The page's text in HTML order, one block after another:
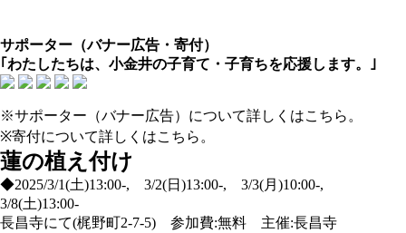
サポーター（バナー広告 ・ 寄付）
｢わたしたちは、小金井の子育て・子育ちを応援します。｣
※サポーター（バナー広告）について詳しくはこちら 。
※寄付について詳しくはこちら 。
蓮の植え付け
◆2025/3/1(土)13:00-, 3/2(日)13:00-, 3/3(月)10:00-,
3/8(土)13:00-
長昌寺にて(梶野町2-7-5) 参加費:無料 主催:長昌寺